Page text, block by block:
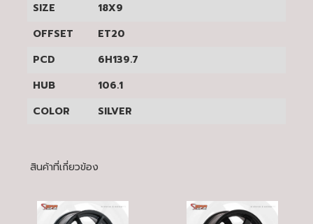
SIZE
18X9
OFFSET
ET20
PCD
6H139.7
HUB
106.1
COLOR
SILVER
สินค้าที่เกี่ยวข้อง